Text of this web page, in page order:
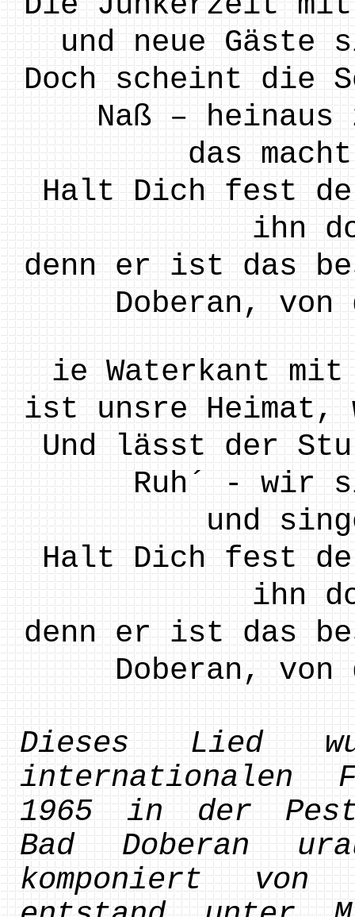
und neue Gäste
Doch scheint die
Naß –
das
Halt Dich fest
ihn
denn er ist das
Doberan, von
ie Waterkant mit
ist unsre
Und lässt der
Ruh´ - wir
und
Halt Dich fest
ihn
denn er ist das
Doberan, von
Dieses Lied
internationalen
1965 in der
Bad Doberan
komponiert